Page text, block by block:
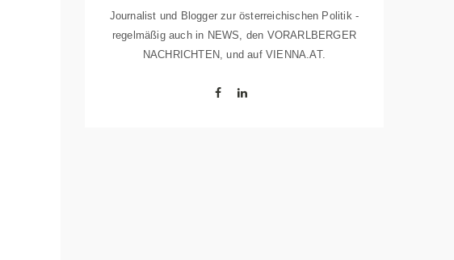
Journalist und Blogger zur österreichischen Politik -
regelmäßig auch in NEWS, den VORARLBERGER
NACHRICHTEN, und auf VIENNA.AT.